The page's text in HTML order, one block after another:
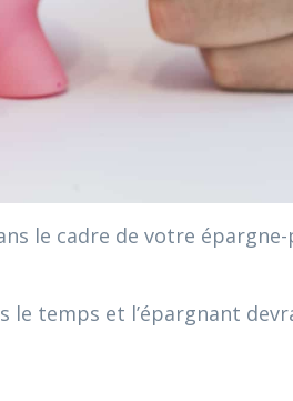
le cadre de votre
temps et l’épargnant